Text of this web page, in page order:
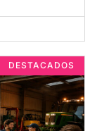
DESTACADOS